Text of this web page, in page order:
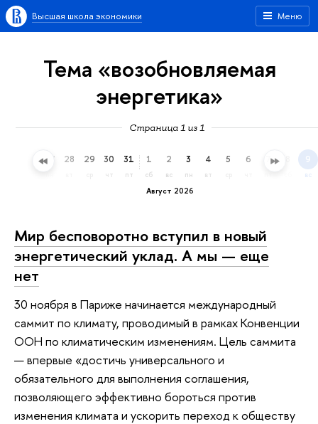
Меню
Высшая школа экономики
Тема «возобновляемая
энергетика»
Страница 1 из 1
27 28 29 30
чт
31
пт
Август 2026
1
сб
2
вс
3
пн
4
вт
5 6 7 9
вс
Мир бесповоротно вступил в новый
энергетический уклад. А мы — еще
нет
30 ноября в Париже начинается международный
саммит по климату, проводимый в рамках Конвенции
ООН по климатическим изменениям. Цель саммита
— впервые «достичь универсального и
обязательного для выполнения соглашения,
позволяющего эффективно бороться против
изменения климата и ускорить переход к обществу